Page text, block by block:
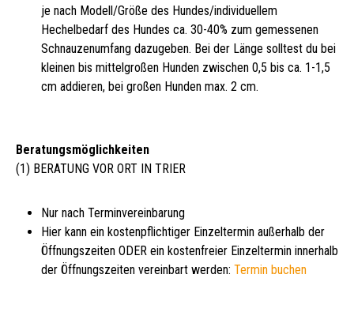
je nach Modell/Größe des Hundes/individuellem
Hechelbedarf des Hundes ca. 30-40% zum gemessenen
Schnauzenumfang dazugeben. Bei der Länge solltest du bei
kleinen bis mittelgroßen Hunden zwischen 0,5 bis ca. 1-1,5
cm addieren, bei großen Hunden max. 2 cm.
Beratungsmöglichkeiten
(1) BERATUNG VOR ORT IN TRIER
Nur nach Terminvereinbarung
Hier kann ein kostenpflichtiger Einzeltermin außerhalb der
Öffnungszeiten ODER ein kostenfreier Einzeltermin innerhalb
der Öffnungszeiten vereinbart werden: Termin buchen